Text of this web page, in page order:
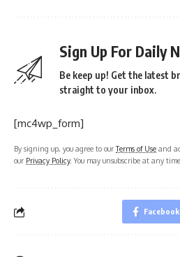
Sign Up For Daily
Be keep up! Get the latest
straight to your inbox.
[mc4wp_form]
By signing up, you agree to ourTerms of Use and
our Privacy Policy. You may unsubscribe at any time.
Facebook